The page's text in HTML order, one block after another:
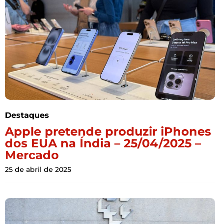
Destaques
Apple pretende produzir iPhones
dos EUA na Índia – 25/04/2025 –
Mercado
25 de abril de 2025